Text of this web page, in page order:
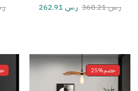
ر.س360.21 ر.س
خصم25%